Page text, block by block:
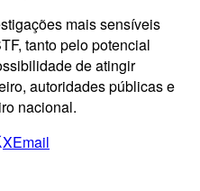
mais sensíveis
tanto pelo potencial
de atingir
autoridades públicas e
nacional.
XEmail